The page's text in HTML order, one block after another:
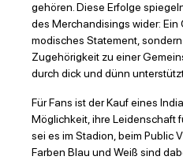
gehören. Diese Erfolge
des Merchandisings wider: Ein
modisches Statement,
Zugehörigkeit zu einer
durch dick und dünn
Für Fans ist der Kauf eines
Möglichkeit, ihre Leidenschaft
sei es im Stadion, beim Public
Farben Blau und Weiß sind